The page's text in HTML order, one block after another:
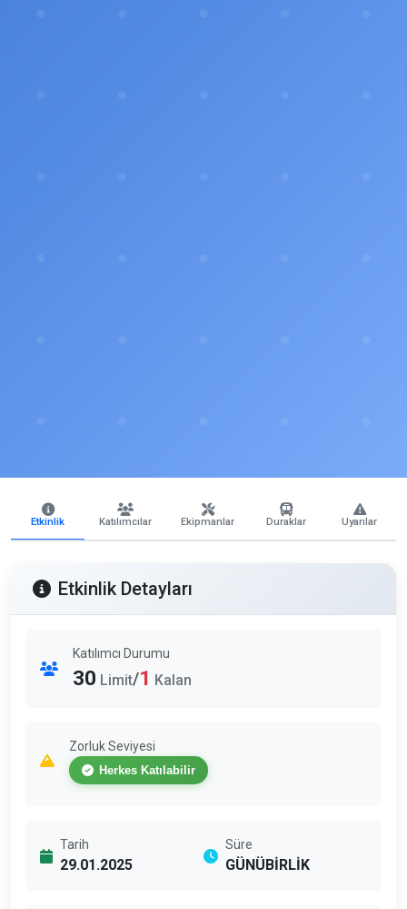
Etkinlik Katılımcılar Ekipmanlar Duraklar Uyarılar
Etkinlik Detayları
Katılımcı Durumu
30 Limit/1 Kalan
Zorluk Seviyesi
Herkes Katılabilir
Tarih
29.01.2025
Süre
GÜNÜBİRLİK